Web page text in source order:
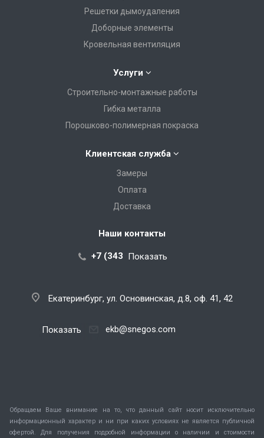
Решетки дымоудаления
Доборные элементы
Кровельная вентиляция
Услуги
Строительно-монтажные работы
Гибка металла
Порошково-полимерная покраска
Клиентская служба
Замеры
Оплата
Доставка
Наши контакты
+7 (343) 288-07-25
Показать
Екатеринбург, ул. Основинская, д.8, оф. 41, 42
ekb@snegos.com
Показать
Обращаем Ваше внимание на то, что данный сайт носит исключительно
информационный характер и ни при каких условиях не является публичной
офертой. Для получения подробной информации о наличии и стоимости